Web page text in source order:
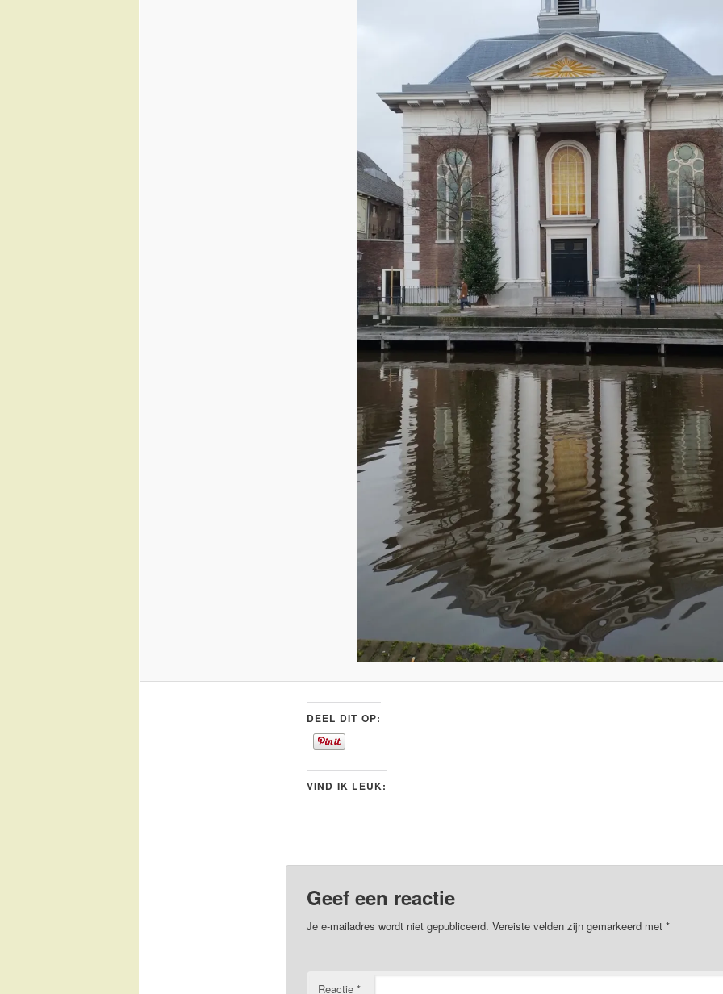
DEEL DIT OP:
VIND IK LEUK:
Geef een reactie
Je e-mailadres wordt niet gepubliceerd. Vereiste velden zijn gemarkeerd met *
Reactie *